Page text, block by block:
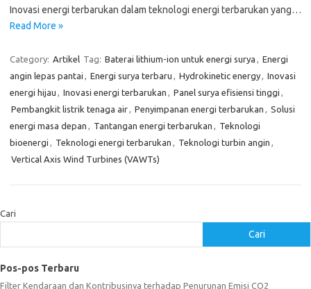
Inovasi energi terbarukan dalam teknologi energi terbarukan yang…
Read More »
Category: Artikel Tag: Baterai lithium-ion untuk energi surya , Energi
angin lepas pantai , Energi surya terbaru , Hydrokinetic energy, Inovasi
energi hijau , Inovasi energi terbarukan , Panel surya efisiensi tinggi ,
Pembangkit listrik tenaga air, Penyimpanan energi terbarukan , Solusi
energi masa depan , Tantangan energi terbarukan , Teknologi
bioenergi , Teknologi energi terbarukan , Teknologi turbin angin ,
Vertical Axis Wind Turbines (VAWTs)
Cari
Cari
Pos-pos Terbaru
Filter Kendaraan dan Kontribusinya terhadap Penurunan Emisi CO2